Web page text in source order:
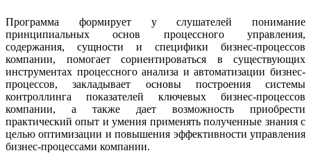
Программа формирует у слушателей понимание
принципиальных основ процессного управления,
содержания, сущности и специфики бизнес-процессов
компании, помогает сориентироваться в существующих
инструментах процессного анализа и автоматизации бизнес-
процессов, закладывает основы построения системы
контроллинга показателей ключевых бизнес-процессов
компании, а также дает возможность приобрести
практический опыт и умения применять полученные знания с
целью оптимизации и повышения эффективности управления
бизнес-процессами компании.